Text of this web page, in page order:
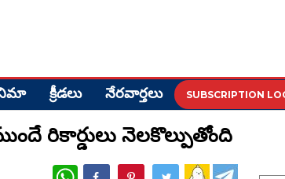
క్రీడ‌లు నేర‌వార్త‌లు SUBSCRIPTION
రికార్డులు నెలకొల్పుతోంది
WhatsApp